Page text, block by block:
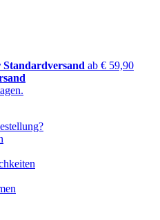
Standardversand ab € 59,90